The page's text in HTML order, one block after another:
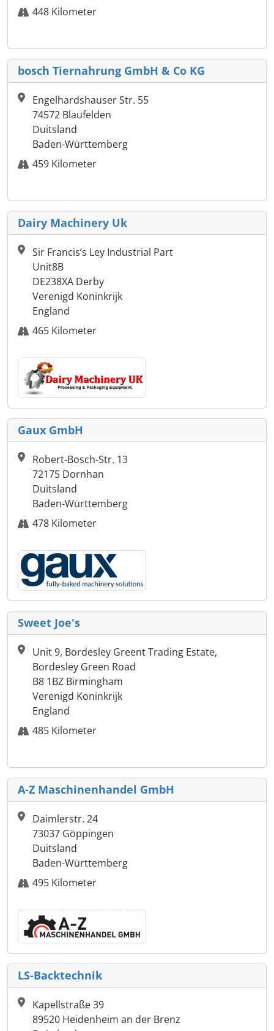
448 Kilometer
bosch Tiernahrung GmbH & Co KG
Engelhardshauser Str. 55
74572 Blaufelden
Duitsland
Baden-Württemberg
459 Kilometer
Dairy Machinery Uk
Sir Francis’s Ley Industrial Part
Unit8B
DE238XA Derby
Verenigd Koninkrijk
England
465 Kilometer
Gaux GmbH
Robert-Bosch-Str. 13
72175 Dornhan
Duitsland
Baden-Württemberg
478 Kilometer
Sweet Joe's
Unit 9, Bordesley Greent Trading Estate,
Bordesley Green Road
B8 1BZ Birmingham
Verenigd Koninkrijk
England
485 Kilometer
A-Z Maschinenhandel GmbH
Daimlerstr. 24
73037 Göppingen
Duitsland
Baden-Württemberg
495 Kilometer
LS-Backtechnik
Kapellstraße 39
89520 Heidenheim an der Brenz